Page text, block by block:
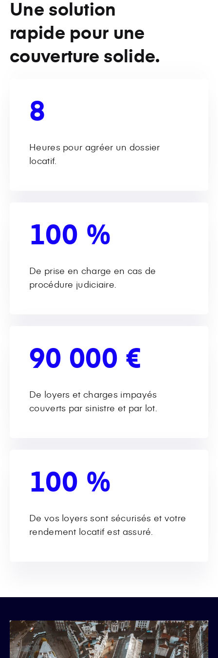
Une solution
rapide pour une
couverture solide.
8
Heures pour agréer un dossier
locatif.
100 %
De prise en charge en cas de
procédure judiciaire.
90 000 €
De loyers et charges impayés
couverts par sinistre et par lot.
100 %
De vos loyers sont sécurisés et votre
rendement locatif est assuré.